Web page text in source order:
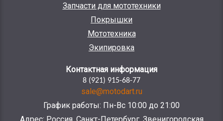
Запчасти для мототехники
Покрышки
Мототехника
Экипировка
Контактная информация
8 (921) 915-68-77
sale@motodart.ru
График работы: Пн-Вс 10:00 до 21:00
Адрес: Россия, Санкт-Петербург, Звенигородская